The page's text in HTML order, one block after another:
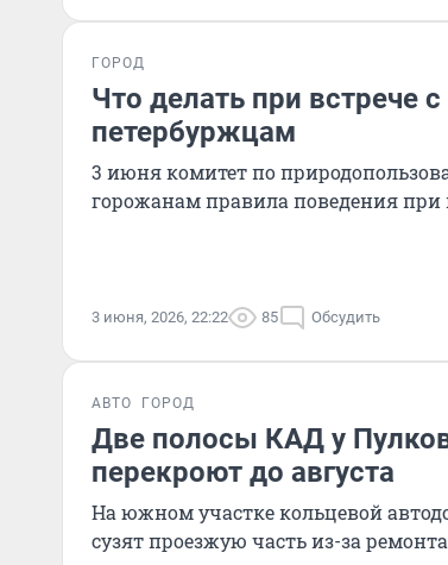
ГОРОД
Что делать при встрече
петербуржцам
3 июня комитет по
горожанам правила поведения при
3 июня, 2026, 22:22 85 Обсудить
АВТО ГОРОД
Две полосы КАД у
перекроют до августа
На южном участке кольцевой
сузят проезжую часть из-за